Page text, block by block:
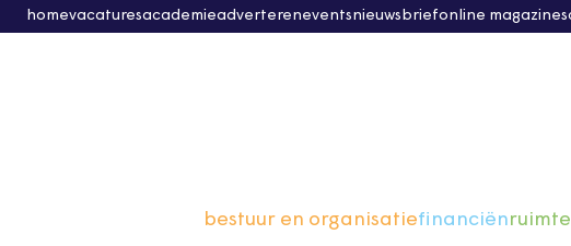
homevacaturesacademieadvertereneventsnieuwsbriefonline magazine
bestuur en organisatiefinanciën